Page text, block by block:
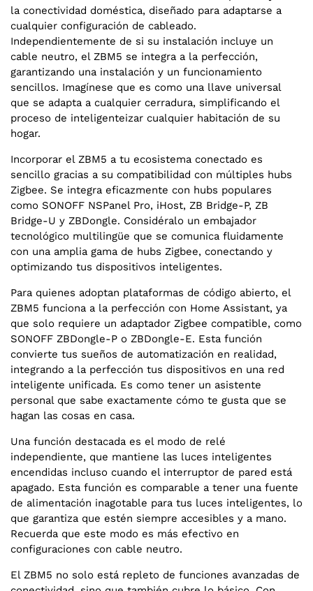
la conectividad doméstica, diseñado para adaptarse a
cualquier configuración de cableado.
Independientemente de si su instalación incluye un
cable neutro, el ZBM5 se integra a la perfección,
garantizando una instalación y un funcionamiento
sencillos. Imagínese que es como una llave universal
que se adapta a cualquier cerradura, simplificando el
proceso de inteligenteizar cualquier habitación de su
hogar.
Incorporar el ZBM5 a tu ecosistema conectado es
sencillo gracias a su compatibilidad con múltiples hubs
Zigbee. Se integra eficazmente con hubs populares
como SONOFF NSPanel Pro, iHost, ZB Bridge-P, ZB
Bridge-U y ZBDongle. Considéralo un embajador
tecnológico multilingüe que se comunica fluidamente
con una amplia gama de hubs Zigbee, conectando y
optimizando tus dispositivos inteligentes.
Para quienes adoptan plataformas de código abierto, el
ZBM5 funciona a la perfección con Home Assistant, ya
que solo requiere un adaptador Zigbee compatible, como
SONOFF ZBDongle-P o ZBDongle-E. Esta función
convierte tus sueños de automatización en realidad,
integrando a la perfección tus dispositivos en una red
inteligente unificada. Es como tener un asistente
personal que sabe exactamente cómo te gusta que se
hagan las cosas en casa.
Una función destacada es el modo de relé
independiente, que mantiene las luces inteligentes
encendidas incluso cuando el interruptor de pared está
apagado. Esta función es comparable a tener una fuente
de alimentación inagotable para tus luces inteligentes, lo
que garantiza que estén siempre accesibles y a mano.
Recuerda que este modo es más efectivo en
configuraciones con cable neutro.
El ZBM5 no solo está repleto de funciones avanzadas de